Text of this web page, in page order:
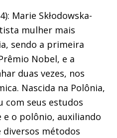
Marie Skłodowska-
mulher mais
sendo a primeira
Nobel, e a
duas vezes, nos
Nascida na Polônia,
com seus estudos
o polônio, auxiliando
diversos métodos